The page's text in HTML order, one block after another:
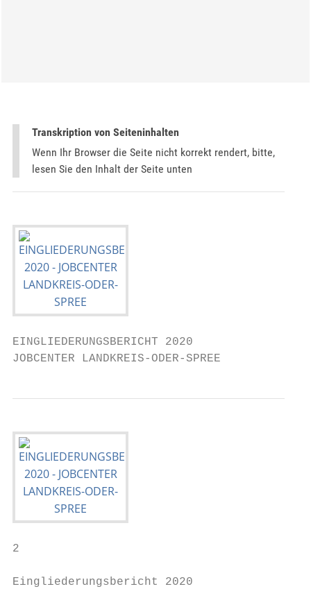
Transkription von Seiteninhalten
Wenn Ihr Browser die Seite nicht korrekt rendert, bitte,
lesen Sie den Inhalt der Seite unten
EINGLIEDERUNGSBERICHT 2020
JOBCENTER LANDKREIS-ODER-SPREE
2
Eingliederungsbericht 2020